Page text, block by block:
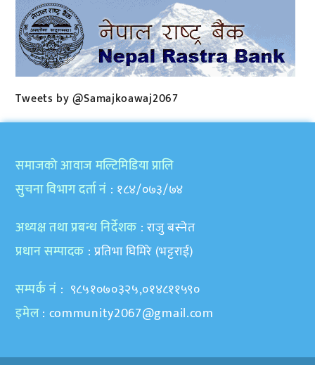
Tweets by @Samajkoawaj2067
समाजकाे आवाज मल्टिमिडिया प्रालि
सुचना विभाग दर्ता नं : १८४/०७३/७४
अध्यक्ष तथा प्रबन्ध निर्देशक : राजु बस्नेत
प्रधान सम्पादक : प्रतिभा घिमिरे (भट्टराई)
सम्पर्क नं : ९८५१०७०३२५,०१४८११५९०
इमेल: community2067@gmail.com